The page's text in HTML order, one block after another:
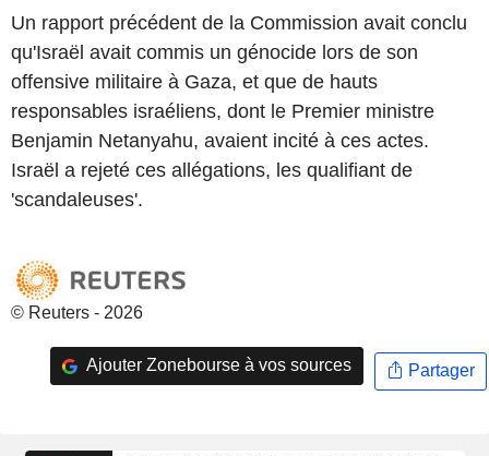
Un rapport précédent de la Commission avait conclu
qu'Israël avait commis un génocide lors de son
offensive militaire à Gaza, et que de hauts
responsables israéliens, dont le Premier ministre
Benjamin Netanyahu, avaient incité à ces actes.
Israël a rejeté ces allégations, les qualifiant de
'scandaleuses'.
© Reuters - 2026
Ajouter Zonebourse à vos sources Partager